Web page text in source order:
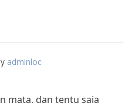
adminloc
mata, dan tentu saja